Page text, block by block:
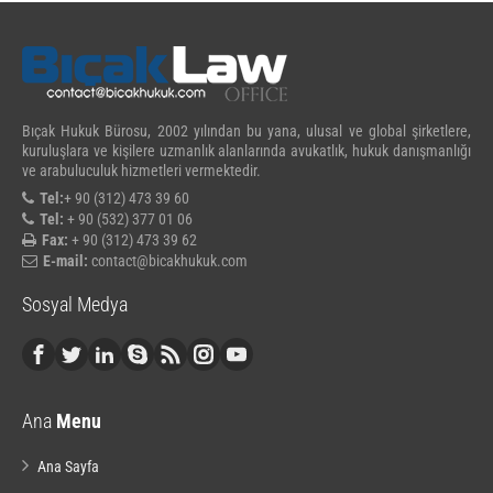
Bıçak Hukuk Bürosu, 2002 yılından bu yana, ulusal ve global şirketlere,
kuruluşlara ve kişilere uzmanlık alanlarında avukatlık, hukuk danışmanlığı
ve arabuluculuk hizmetleri vermektedir.
Tel:+ 90 (312) 473 39 60
Tel: + 90 (532) 377 01 06
Fax: + 90 (312) 473 39 62
E-mail: contact@bicakhukuk.com
Sosyal Medya
Ana Menu
Ana Sayfa